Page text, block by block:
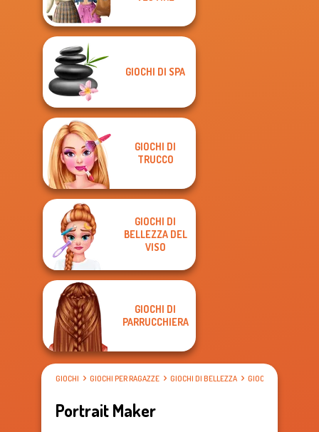
GIOCHI DI SPA
GIOCHI DI
TRUCCO
GIOCHI DI
BELLEZZA DEL
VISO
GIOCHI DI
PARRUCCHIERA
GIOCHI GIOCHI PER RAGAZZE GIOCHI DI BELLEZZA GIOCHI DI TRUCCO
Portrait Maker